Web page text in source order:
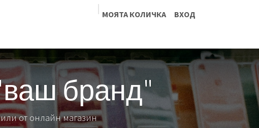
МОЯТА КОЛИЧКА
ВХОД
бранд"
от онлайн магазин